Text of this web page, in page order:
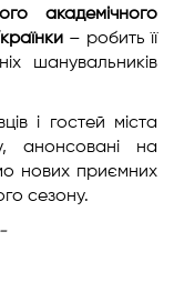
академічного
– робить її
шанувальників
і гостей міста
анонсовані на
нових приємних
сезону.